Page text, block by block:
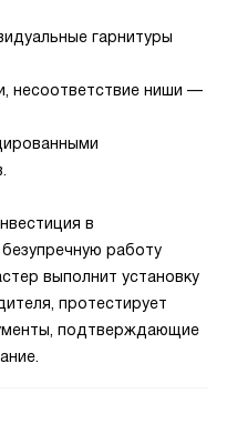
гарнитуры
несоответствие ниши —
в
работу
выполнит установку
протестирует
подтверждающие